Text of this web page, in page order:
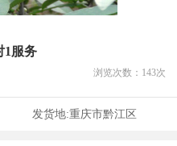
1服务
浏览次数： 143次
发货地:重庆市黔江区